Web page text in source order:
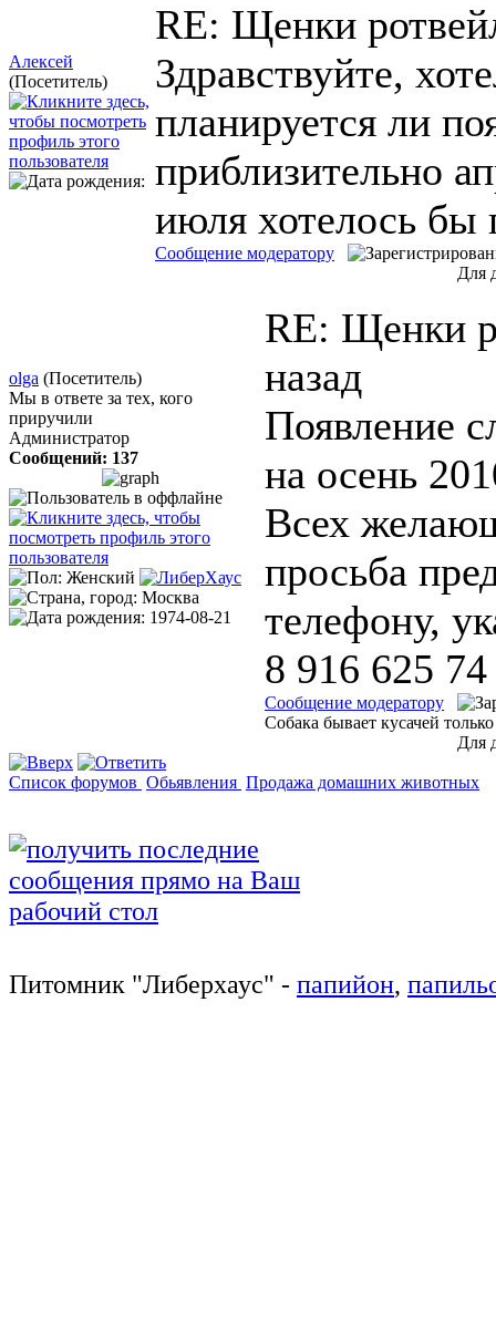
Алексей
(Посетитель)
RE: Щенки
Здравствуйте,
планируется ли
приблизительно
июля хотелось бы
Сообщение модератору
Для
olga (Посетитель)
Мы в ответе за тех, кого
приручили
Администратор
Сообщений: 137
RE: Щенки
назад
Появление
на осень
Всех
просьба
телефону,
8 916 625
Сообщение модератору
Собака бывает кусачей
Для
Список форумов Обьявления Продажа домашних животных
Питомник "Либерхаус" - папийон,